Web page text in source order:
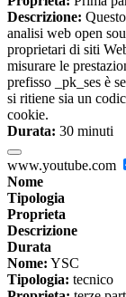
Descrizione:
analisi web open
proprietari di siti
misurare le
prefisso _pk_ses è
si ritiene sia un
cookie.
Durata: 30 minuti
www.youtube.com
Nome
Tipologia
Proprieta
Descrizione
Durata
Nome: YSC
Tipologia: tecnico